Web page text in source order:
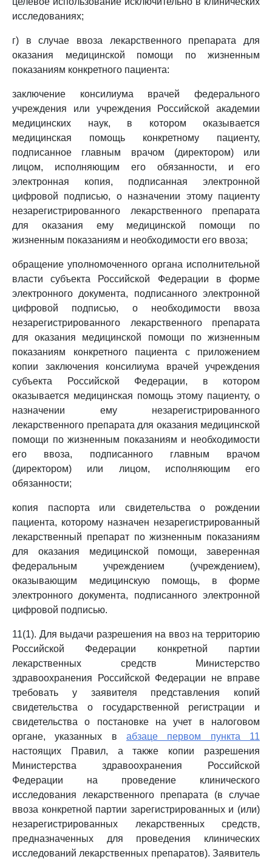
исследованиях;
г) в случае ввоза лекарственного препарата для
оказания медицинской помощи по жизненным
показаниям конкретного пациента:
заключение консилиума врачей федерального
учреждения или учреждения Российской академии
медицинских наук, в котором оказывается
медицинская помощь конкретному пациенту,
подписанное главным врачом (директором) или
лицом, исполняющим его обязанности, и его
электронная копия, подписанная электронной
цифровой подписью, о назначении этому пациенту
незарегистрированного лекарственного препарата
для оказания ему медицинской помощи по
жизненным показаниям и необходимости его ввоза;
обращение уполномоченного органа исполнительной
власти субъекта Российской Федерации в форме
электронного документа, подписанного электронной
цифровой подписью, о необходимости ввоза
незарегистрированного лекарственного препарата
для оказания медицинской помощи по жизненным
показаниям конкретного пациента с приложением
копии заключения консилиума врачей учреждения
субъекта Российской Федерации, в котором
оказывается медицинская помощь этому пациенту, о
назначении ему незарегистрированного
лекарственного препарата для оказания медицинской
помощи по жизненным показаниям и необходимости
его ввоза, подписанного главным врачом
(директором) или лицом, исполняющим его
обязанности;
копия паспорта или свидетельства о рождении
пациента, которому назначен незарегистрированный
лекарственный препарат по жизненным показаниям
для оказания медицинской помощи, заверенная
федеральным учреждением (учреждением),
оказывающим медицинскую помощь, в форме
электронного документа, подписанного электронной
цифровой подписью.
11(1). Для выдачи разрешения на ввоз на территорию
Российской Федерации конкретной партии
лекарственных средств Министерство
здравоохранения Российской Федерации не вправе
требовать у заявителя представления копий
свидетельства о государственной регистрации и
свидетельства о постановке на учет в налоговом
органе, указанных в абзаце первом пункта 11
настоящих Правил, а также копии разрешения
Министерства здравоохранения Российской
Федерации на проведение клинического
исследования лекарственного препарата (в случае
ввоза конкретной партии зарегистрированных и (или)
незарегистрированных лекарственных средств,
предназначенных для проведения клинических
исследований лекарственных препаратов). Заявитель